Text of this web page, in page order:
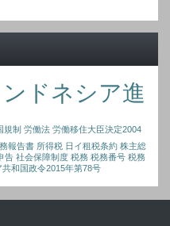
ドネシア進
規制 労働法 労働移住大臣決定2004
報告書 所得税 日イ租税条約 株主総
告 社会保障制度 税務 税務番号 税務
和国政令2015年第78号